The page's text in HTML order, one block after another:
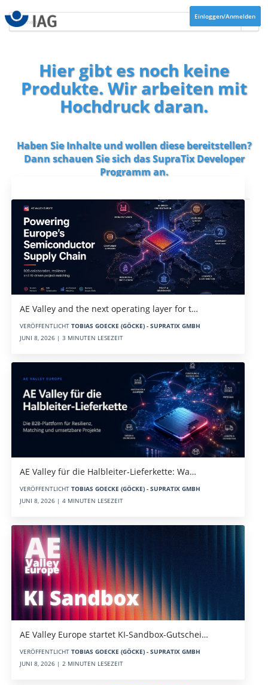
Einloggen/Anmelden
Hier gibt es noch keine
Produkte. Wir arbeiten mit
Hochdruck daran.
Haben Sie Inhalte und wollen diese bereitstellen?
Dann schauen Sie sich dasSupraTix Developer
Programman.
AE Valley and the next operating layer for t…
VERÖFFENTLICHT TOBIAS GOECKE (GÖCKE) - SUPRATIX GMBH
JUNI 8, 2026 | 3 MINUTEN LESEZEIT
AE Valley für die Halbleiter-Lieferkette: Wa…
VERÖFFENTLICHT TOBIAS GOECKE (GÖCKE) - SUPRATIX GMBH
JUNI 8, 2026 | 4 MINUTEN LESEZEIT
AE Valley Europe startet KI-Sandbox-Gutschei…
VERÖFFENTLICHT TOBIAS GOECKE (GÖCKE) - SUPRATIX GMBH
JUNI 8, 2026 | 2 MINUTEN LESEZEIT